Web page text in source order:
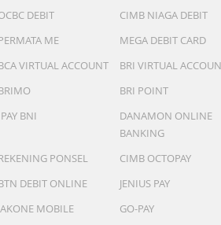
DEBIT
CIMB NIAGA DEBIT
ME
MEGA DEBIT CARD
VIRTUAL ACCOUNT
BRI VIRTUAL
BRI POINT
BNI
DANAMON ONLINE
BANKING
PONSEL
CIMB OCTOPAY
DEBIT ONLINE
JENIUS PAY
MOBILE
GO-PAY